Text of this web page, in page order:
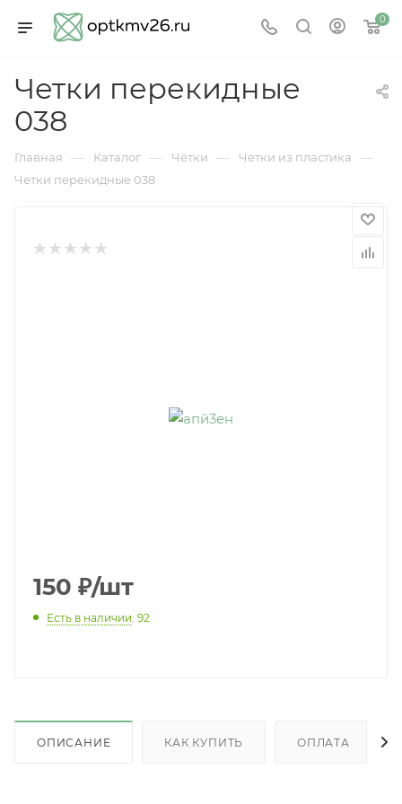
0
Четки перекидные
038
Главная — Каталог — Чётки — Четки из пластика —
Четки перекидные 038
150 ₽/шт
Есть в наличии: 92
ОПИСАНИЕ КАК КУПИТЬ ОПЛАТА